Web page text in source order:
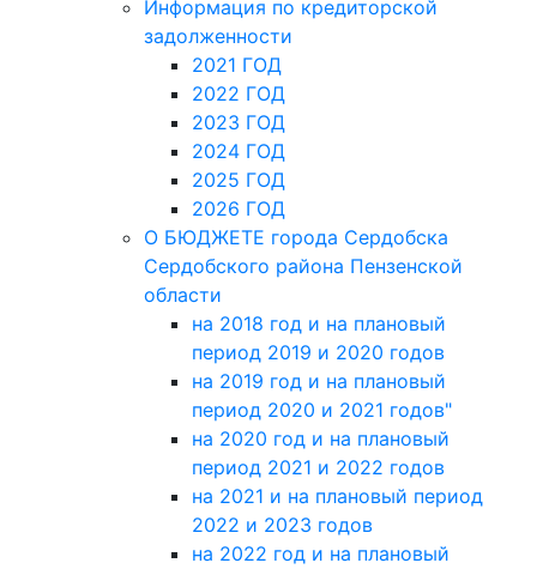
Информация по кредиторской
задолженности
2021 ГОД
2022 ГОД
2023 ГОД
2024 ГОД
2025 ГОД
2026 ГОД
О БЮДЖЕТЕ города Сердобска
Сердобского района Пензенской
области
на 2018 год и на плановый
период 2019 и 2020 годов
на 2019 год и на плановый
период 2020 и 2021 годов"
на 2020 год и на плановый
период 2021 и 2022 годов
на 2021 и на плановый период
2022 и 2023 годов
на 2022 год и на плановый